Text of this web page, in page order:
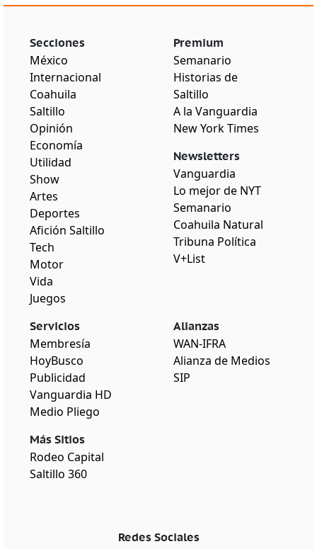
Secciones
México
Internacional
Coahuila
Saltillo
Opinión
Economía
Utilidad
Show
Artes
Deportes
Afición Saltillo
Tech
Motor
Vida
Juegos
Premium
Semanario
Historias de
Saltillo
A la Vanguardia
New York Times
Newsletters
Vanguardia
Lo mejor de NYT
Semanario
Coahuila Natural
Tribuna Política
V+List
Servicios
Membresía
HoyBusco
Publicidad
Vanguardia HD
Medio Pliego
Más Sitios
Rodeo Capital
Saltillo 360
Alianzas
WAN-IFRA
Alianza de Medios
SIP
Redes Sociales